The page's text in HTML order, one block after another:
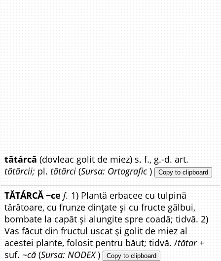
tătárcă (dovleac golit de miez) s. f., g.-d. art.
tătărcii; pl.tătărci (Sursa: Ortografic ) Copy to clipboard
TĂTÁRCĂ ~ce f. 1) Plantă erbacee cu tulpină
târâtoare, cu frunze dințate și cu fructe gălbui,
bombate la capăt și alungite spre coadă; tidvă. 2)
Vas făcut din fructul uscat și golit de miez al
acestei plante, folosit pentru băut; tidvă. /tătar +
suf. ~că (Sursa: NODEX) Copy to clipboard